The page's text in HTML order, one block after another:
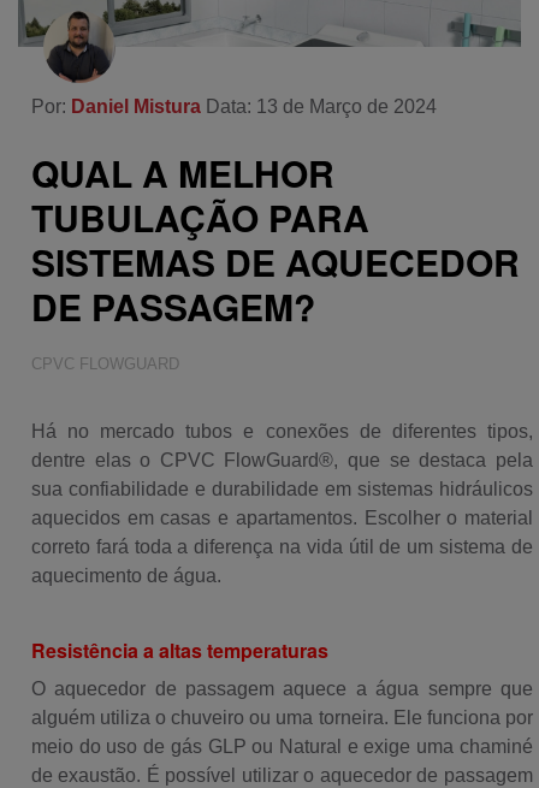
Desempenho CPVC
Estudo de Caso
Instalação
Sistemas de Canalização
Por: Daniel Mistura Data: 13 de Março de 2024
QUAL A MELHOR
TUBULAÇÃO PARA
SISTEMAS DE AQUECEDOR
DE PASSAGEM?
CPVC FLOWGUARD
Há no mercado tubos e conexões de diferentes tipos,
dentre elas o CPVC
FlowGuard®, que se destaca pela
sua confiabilidade e durabilidade em sistemas hidráulicos
aquecidos em casas e apartamentos. Escolhero material
correto fará toda a diferença na vida útil de um sistema de
aquecimento de água.
Resistência a altas temperaturas
O aquecedor de passagem aquece a água sempre que
alguém utiliza o chuveiro ou uma torneira. Ele funciona por
meio do uso de gás GLP ou Natural e exige uma chaminé
de exaustão. É possível utilizar o aquecedor de passagem